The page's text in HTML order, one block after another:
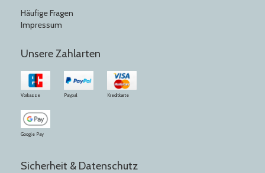
Häufige Fragen
Impressum
Unsere Zahlarten
Vorkasse Paypal Kreditkarte
Google Pay
Sicherheit & Datenschutz